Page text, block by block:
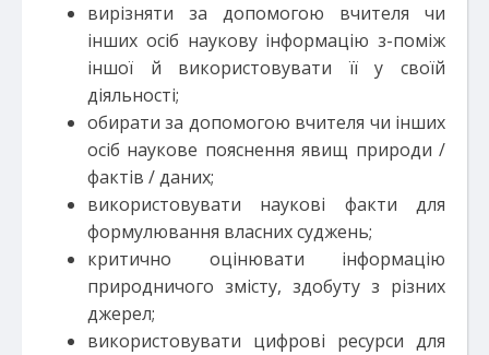
вирізняти за допомогою вчителя чи
інших осіб наукову інформацію з-поміж
іншої й використовувати її у своїй
діяльності;
обирати за допомогою вчителя чи інших
осіб наукове пояснення явищ природи /
фактів / даних;
використовувати наукові факти для
формулювання власних суджень;
критично оцінювати інформацію
природничого змісту, здобуту з різних
джерел;
використовувати цифрові ресурси для